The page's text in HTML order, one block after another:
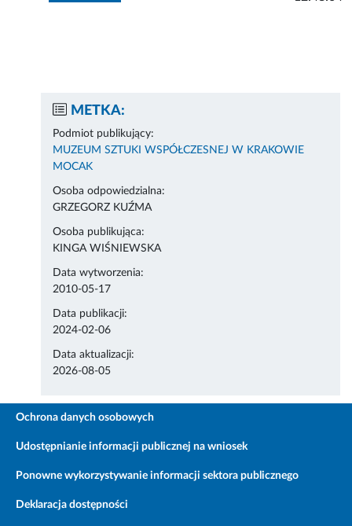
METKA:
Podmiot publikujący:
MUZEUM SZTUKI WSPÓŁCZESNEJ W KRAKOWIE
MOCAK
Osoba odpowiedzialna:
GRZEGORZ KUŹMA
Osoba publikująca:
KINGA WIŚNIEWSKA
Data wytworzenia:
2010-05-17
Data publikacji:
2024-02-06
Data aktualizacji:
2026-08-05
Ochrona danych osobowych
Udostępnianie informacji publicznej na wniosek
Ponowne wykorzystywanie informacji sektora publicznego
Deklaracja dostępności